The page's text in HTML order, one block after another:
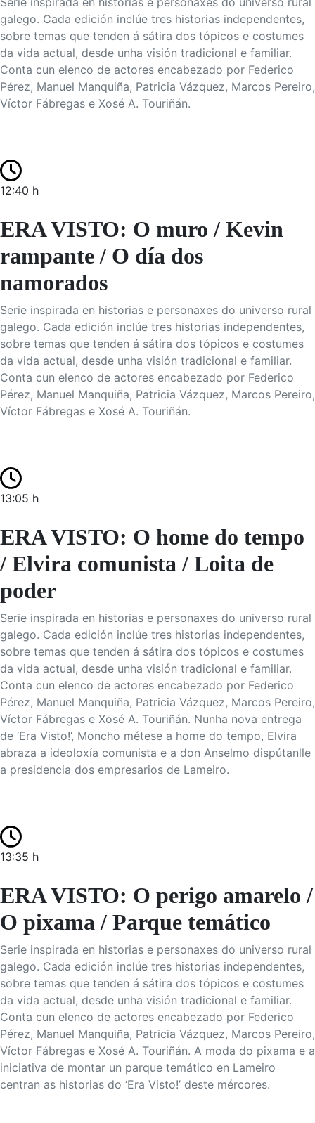
galego. Cada edición inclúe tres historias independentes,
sobre temas que tenden á sátira dos tópicos e costumes
da vida actual, desde unha visión tradicional e familiar.
Conta cun elenco de actores encabezado por Federico
Pérez, Manuel Manquiña, Patricia Vázquez, Marcos Pereiro,
Víctor Fábregas e Xosé A. Touriñán.
12:40 h
ERA VISTO: O muro / Kevin
rampante / O día dos
namorados
Serie inspirada en historias e personaxes do universo rural
galego. Cada edición inclúe tres historias independentes,
sobre temas que tenden á sátira dos tópicos e costumes
da vida actual, desde unha visión tradicional e familiar.
Conta cun elenco de actores encabezado por Federico
Pérez, Manuel Manquiña, Patricia Vázquez, Marcos Pereiro,
Víctor Fábregas e Xosé A. Touriñán.
13:05 h
ERA VISTO: O home do tempo
/ Elvira comunista / Loita de
poder
Serie inspirada en historias e personaxes do universo rural
galego. Cada edición inclúe tres historias independentes,
sobre temas que tenden á sátira dos tópicos e costumes
da vida actual, desde unha visión tradicional e familiar.
Conta cun elenco de actores encabezado por Federico
Pérez, Manuel Manquiña, Patricia Vázquez, Marcos Pereiro,
Víctor Fábregas e Xosé A. Touriñán. Nunha nova entrega
de ‘Era Visto!’, Moncho métese a home do tempo, Elvira
abraza a ideoloxía comunista e a don Anselmo dispútanlle
a presidencia dos empresarios de Lameiro.
13:35 h
ERA VISTO: O perigo amarelo /
O pixama / Parque temático
Serie inspirada en historias e personaxes do universo rural
galego. Cada edición inclúe tres historias independentes,
sobre temas que tenden á sátira dos tópicos e costumes
da vida actual, desde unha visión tradicional e familiar.
Conta cun elenco de actores encabezado por Federico
Pérez, Manuel Manquiña, Patricia Vázquez, Marcos Pereiro,
Víctor Fábregas e Xosé A. Touriñán. A moda do pixama e a
iniciativa de montar un parque temático en Lameiro
centran as historias do ‘Era Visto!’ deste mércores.